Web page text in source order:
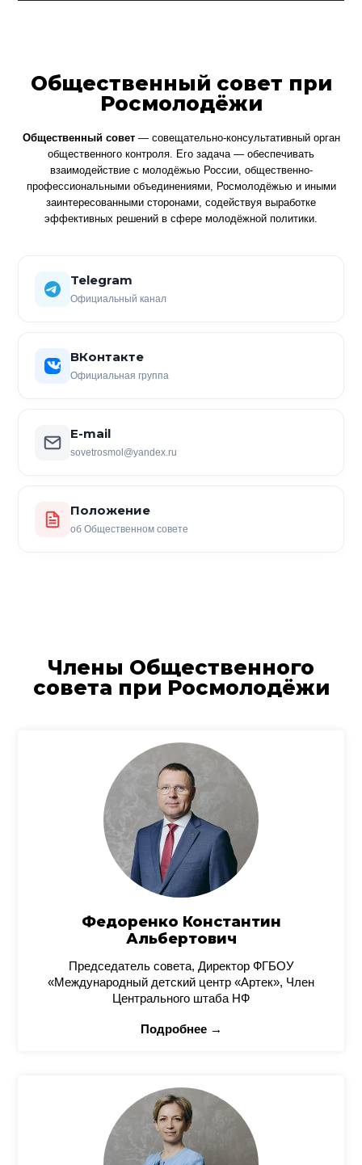
Общественный совет при
Росмолодёжи
Общественный совет— совещательно-консультативный орган
общественного контроля. Его задача — обеспечивать
взаимодействие с молодёжью России, общественно-
профессиональными объединениями, Росмолодёжью и иными
заинтересованными сторонами, содействуя выработке
эффективных решений в сфере молодёжной политики.
Telegram
Официальный канал
ВКонтакте
Официальная группа
E-mail
sovetrosmol@yandex.ru
Положение
об Общественном совете
Члены Общественного
совета при Росмолодёжи
Федоренко Константин
Альбертович
Председатель совета, Директор ФГБОУ
«Международный детский центр «Артек», Член
Центрального штаба НФ
Подробнее →